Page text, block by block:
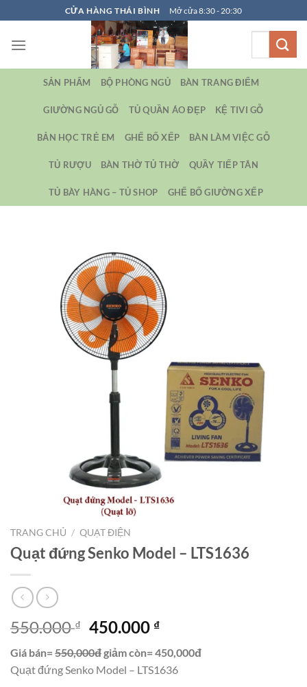
qua
nội
CỬA HÀNG THÁI BÌNH Mở cửa 8:30 - 20:30
SẢN PHẨM BỘ PHÒNG NGỦ BÀN TRANG ĐIỂM
GIƯỜNG NGỦ GỖ TỦ QUẦN ÁO ĐẸP KỆ TIVI GỖ
BẢN HỌC TRẺ EM GHẾ BỐ XẾP BÀN LÀM VIỆC GỖ
TỦ RƯỢU BÀN THỜ TỦ THỜ QUẦY TIẾP TÂN
TỦ BÀY HÀNG – TỦ SHOP GHẾ BỐ GIƯỜNG XẾP
TRANG CHỦ / QUẠT ĐIỆN
Quạt đứng Senko Model – LTS1636
550.000₫ Giá
gốc
là:
550.000 ₫.
450.000 ₫Giá
tại
là:
Giá bán=550,000đgiảm còn= 450,000đ
Quạt đứng Senko Model – LTS1636